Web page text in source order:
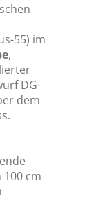
55) im
,
DG-
dem
cm